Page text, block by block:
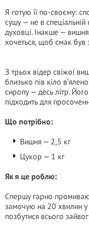
Я готую її по-своєму:
сушу — не в спеціальній
духовці. Інакше —
хочеться, щоб смак був
З трьох відер свіжої
близько пів кіло
сиропу — десь літр.
підходить для
Що потрібно:
Вишня — 2,5 кг
Цукор — 1 кг
Як я це роблю:
Спершу гарно
замочую на 20 хвилин у
позбутися всього